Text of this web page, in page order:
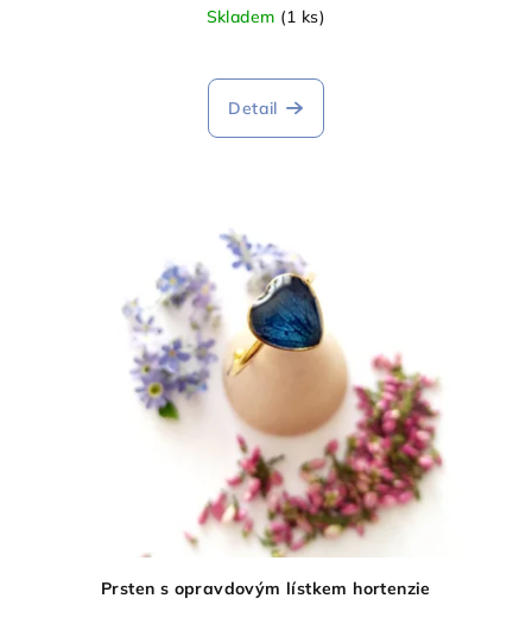
Skladem (1 ks)
Detail
Prsten s opravdovým lístkem hortenzie